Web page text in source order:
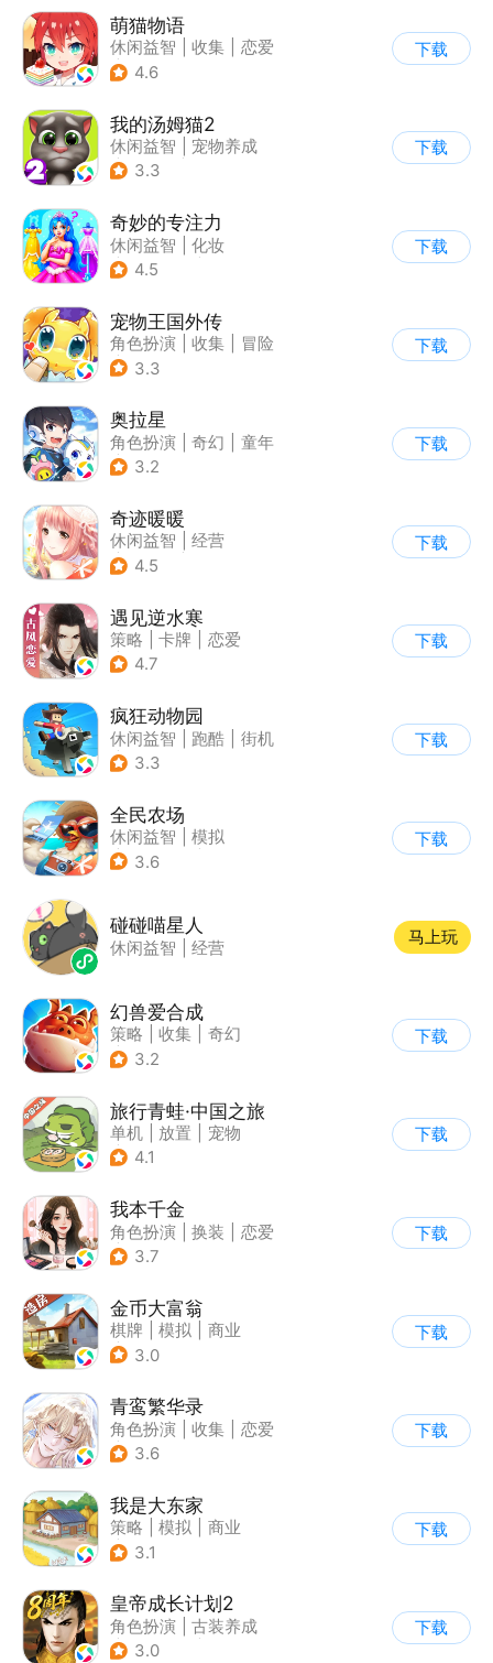
萌猫物语
休闲益智 收集
恋爱
| 女性向
4.6
下载
我的汤姆猫2
休闲益智
宠物养成
| 汤姆猫
3.3
下载
奇妙的专注力
休闲益智
化妆
| 宝宝巴士
4.5
下载
宠物王国外传
角色扮演 收集
冒险
| 宠物
3.3
下载
奥拉星
角色扮演 奇幻
童年
| 卡通
3.2
下载
奇迹暖暖
休闲益智
经营
| 美少女
4.5
下载
遇见逆水寒
策略 卡牌
恋爱
| 捏脸
4.7
下载
疯狂动物园
休闲益智 跑酷
街机
| 像素风
3.3
下载
全民农场
休闲益智
模拟
| 田园生活
3.6
下载
碰碰喵星人
休闲益智 经营
马上玩
幻兽爱合成
策略 收集
奇幻
| 卡通
3.2
下载
旅行青蛙·中国之旅
单机 放置
宠物
| 中国风
4.1
下载
我本千金
角色扮演 换装
恋爱
| 乙女
3.7
下载
金币大富翁
棋牌 模拟
商业
| 脑洞
3.0
下载
青鸾繁华录
角色扮演 收集
恋爱
| 剧情
3.6
下载
我是大东家
策略 模拟
商业
| 卡通
3.1
下载
皇帝成长计划2
角色扮演
古装养成
| 架空历史
3.0
下载